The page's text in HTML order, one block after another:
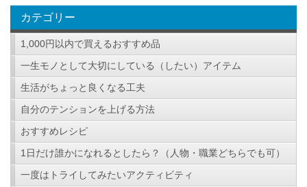
カテゴリー
1,000円以内で買えるおすすめ品
一生モノとして大切にしている（したい）アイテム
生活がちょっと良くなる工夫
自分のテンションを上げる方法
おすすめレシピ
1日だけ誰かになれるとしたら？（人物・職業どちらでも可）
一度はトライしてみたいアクティビティ